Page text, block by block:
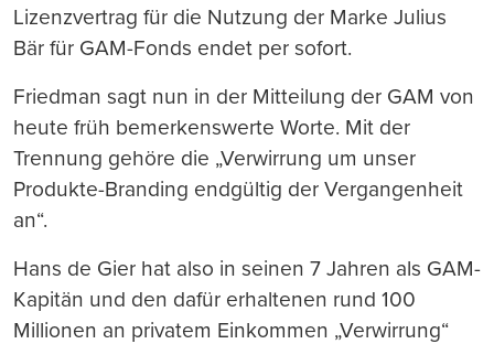
Lizenzvertrag für die Nutzung der Marke Julius
Bär für GAM-Fonds endet per sofort.
Friedman sagt nun in der Mitteilung der GAM von
heute früh bemerkenswerte Worte. Mit der
Trennung gehöre die „Verwirrung um unser
Produkte-Branding endgültig der Vergangenheit
an“.
Hans de Gier hat also in seinen 7 Jahren als GAM-
Kapitän und den dafür erhaltenen rund 100
Millionen an privatem Einkommen „Verwirrung“